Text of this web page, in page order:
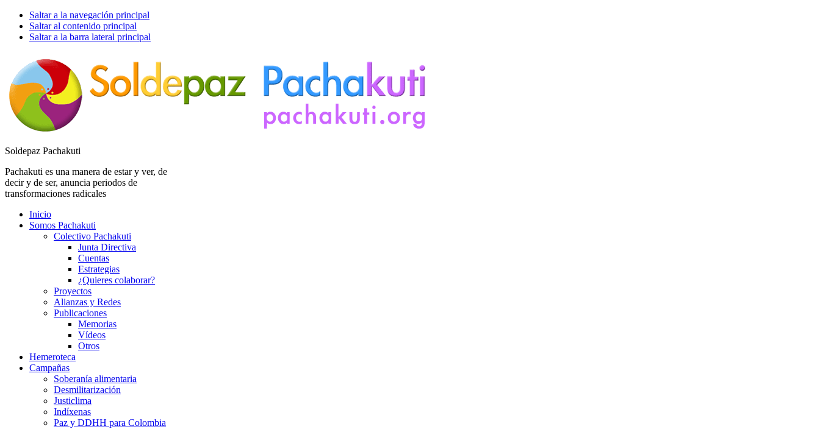
Saltar a la navegación principal
Saltar al contenido principal
Saltar a la barra lateral principal
Soldepaz Pachakuti
Pachakuti es una manera de estar y ver, de
decir y de ser, anuncia periodos de
transformaciones radicales
Inicio
Somos Pachakuti
Colectivo Pachakuti
Junta Directiva
Cuentas
Estrategias
¿Quieres colaborar?
Proyectos
Alianzas y Redes
Publicaciones
Memorias
Vídeos
Otros
Hemeroteca
Campañas
Soberanía alimentaria
Desmilitarización
Justiclima
Indíxenas
Paz y DDHH para Colombia